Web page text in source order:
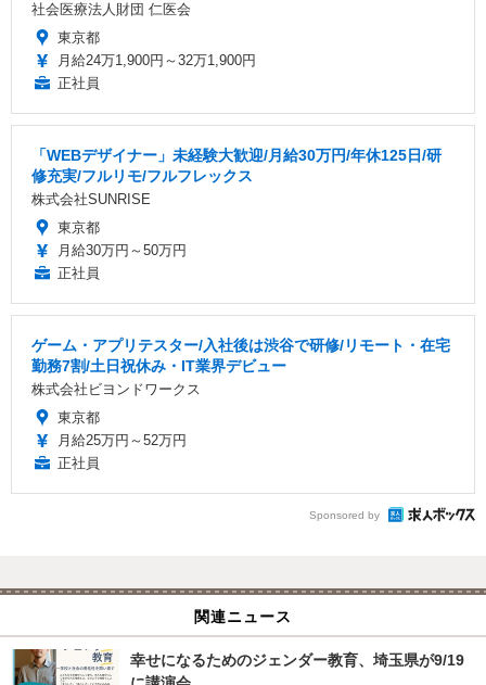
社会医療法人財団 仁医会
東京都
月給24万1,900円～32万1,900円
正社員
「WEBデザイナー」未経験大歓迎/月給30万円/年休125日/研
修充実/フルリモ/フルフレックス
株式会社SUNRISE
東京都
月給30万円～50万円
正社員
ゲーム・アプリテスター/入社後は渋谷で研修/リモート・在宅
勤務7割/土日祝休み・IT業界デビュー
株式会社ビヨンドワークス
東京都
月給25万円～52万円
正社員
Sponsored by
関連ニュース
幸せになるためのジェンダー教育、埼玉県が9/19